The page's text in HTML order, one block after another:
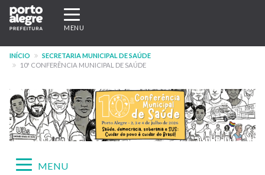
Pular
para
conteúdo
principal
Expandir/recolher
navegação
MENU
INÍCIO
SECRETARIA MUNICIPAL DE SAÚDE
10ª CONFERÊNCIA MUNICIPAL DE SAÚDE
Expandir/recolher
MENU